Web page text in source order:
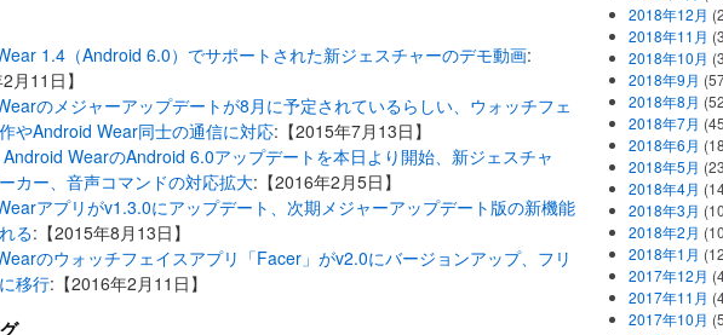
1.4（Android 6.0）でサポートされた新ジェスチャーのデモ動画:
月11日】
のメジャーアップデートが8月に予定されているらしい、ウォッチフェ
やAndroid Wear同士の通信に対応:【2015年7月13日】
WearのAndroid 6.0アップデートを本日より開始、新ジェスチャ
カー、音声コマンドの対応拡大:【2016年2月5日】
アプリがv1.3.0にアップデート、次期メジャーアップデート版の新機能
る:【2015年8月13日】
のウォッチフェイスアプリ「Facer」がv2.0にバージョンアップ、フリ
移行:【2016年2月11日】
2018年12月
2018年11月
2018年10月
2018年9月
2018年8月
2018年7月
2018年6月
2018年5月
2018年4月
2018年3月
2018年2月
2018年1月
2017年12月
2017年11月
2017年10月